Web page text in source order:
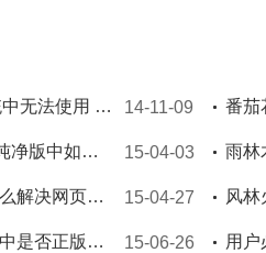
无线网络在Win7纯净版系统中无法使用 解决“错误1067” 14-11-09
cookies是什么 教你在win7纯净版中如何清除cookies 15-04-03
风林火山win7纯净版系统怎么解决网页无法安装ActiveX控件的问题 15-04-27
如何验证深度技术win7系统中是否正版的技巧 15-06-26